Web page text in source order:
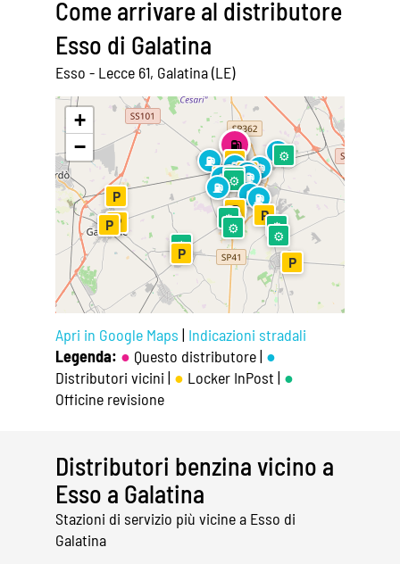
Come arrivare al distributore
Esso di Galatina
Esso - Lecce 61, Galatina (LE)
⛽
⛽
⛽
⛽ ⛽
⛽ ⛽
⛽
⛽
⛽
⛽
⛽
⛽
⛽
⛽
⛽
P
P
P
P
P
P P
P
P
P
⚙
⚙
⚙
⚙
⚙
⚙
⚙ ⚙
⚙
⚙
+
−
Apri in Google Maps | Indicazioni stradali
Legenda: ● Questo distributore | ●
Distributori vicini | ● Locker InPost | ●
Officine revisione
Distributori benzina vicino a
Esso a Galatina
Stazioni di servizio più vicine a Esso di
Galatina